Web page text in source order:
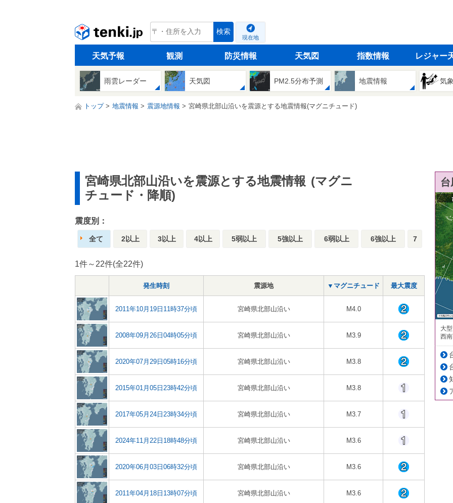
tenki.jp 検索
現在地
天気予報 観測 防災情報 天気図 指数情報 レジャー
雨雲レーダー 天気図 PM2.5分布予測 地震情報 気
トップ 地震情報 震源地情報 宮崎県北部山沿いを震源とする地震情報(マグニチュード)
宮崎県北部山沿いを震源とする地震情報 (マグニ
チュード・降順)
震度別：
全て 2以上 3以上 4以上 5弱以上 5強以上 6弱以上 6強以上 7
1件～22件(全22件)
発生時刻 震源地 ▼マグニチュード 最大震度
2011年10月19日11時37分頃 宮崎県北部山沿い M4.0
2008年09月26日04時05分頃 宮崎県北部山沿い M3.9
2020年07月29日05時16分頃 宮崎県北部山沿い M3.8
2015年01月05日23時42分頃 宮崎県北部山沿い M3.8
2017年05月24日23時34分頃 宮崎県北部山沿い M3.7
2024年11月22日18時48分頃 宮崎県北部山沿い M3.6
2020年06月03日06時32分頃 宮崎県北部山沿い M3.6
2011年04月18日13時07分頃 宮崎県北部山沿い M3.6
大
西